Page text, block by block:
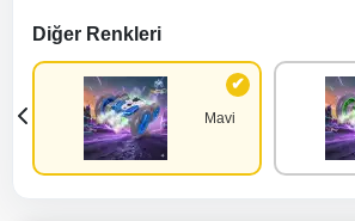
Diğer Renkleri
Mavi